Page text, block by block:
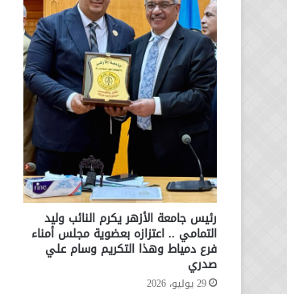
رئيس جامعة الأزهر يكرم النائب وليد
التمامي .. اعتزازه بعضوية مجلس أمناء
فرع دمياط وهذا التكريم وسام علي
صدري
29 يوليو، 2026